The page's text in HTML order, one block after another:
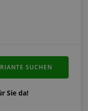
Sie da!
SUCHEN